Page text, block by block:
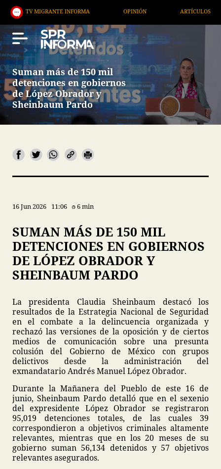
MIGRANTE INFORMA
Suman más de 150 mil
detenciones en gobiernos
de López Obrador y
Sheinbaum Pardo
16 Jun 2026 11:06 6 min
SUMAN MÁS DE 150 MIL
DETENCIONES EN GOBIERNOS
DE LÓPEZ OBRADOR Y
SHEINBAUM PARDO
La presidenta Claudia Sheinbaum destacó los
resultados de la Estrategia Nacional de Seguridad
en el combate a la delincuencia organizada y
rechazó las versiones de la oposición y de ciertos
medios de comunicación sobre una presunta
colusión del Gobierno de México con grupos
delictivos desde la administración del
exmandatario Andrés Manuel López Obrador.
Durante la Mañanera del Pueblo de este 16 de
junio, Sheinbaum Pardo detalló que en el sexenio
del expresidente López Obrador se registraron
95,019 detenciones totales, de las cuales 39
correspondieron a objetivos criminales altamente
relevantes, mientras que en los 20 meses de su
gobierno suman 56,134 detenidos y 57 objetivos
relevantes asegurados.